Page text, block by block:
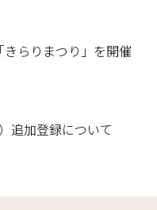
きらりまつり」を開催
追加登録について